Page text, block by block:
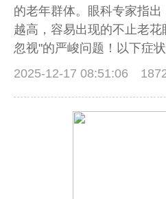
的老年群体。眼科专家指
越高，容易出现的不止老
忽视"的严峻问题！以下症
2025-12-17 08:51:06